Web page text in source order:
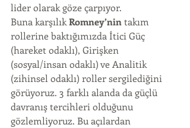
lider olarak göze çarpıyor.
Buna karşılık Romney’nin takım
rollerine baktığımızda İtici Güç
(hareket odaklı), Girişken
(sosyal/insan odaklı) ve Analitik
(zihinsel odaklı) roller sergilediğini
görüyoruz. 3 farklı alanda da güçlü
davranış tercihleri olduğunu
gözlemliyoruz. Bu açılardan